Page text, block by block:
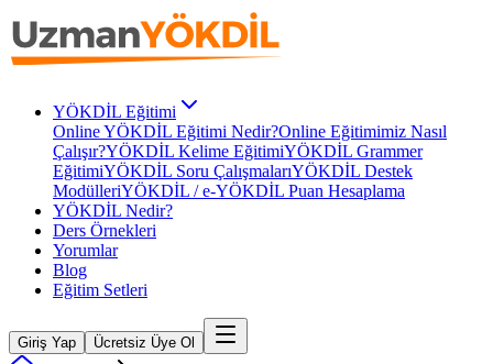
YÖKDİL Eğitimi
Online YÖKDİL Eğitimi Nedir?Online Eğitimimiz Nasıl
Çalışır?YÖKDİL Kelime EğitimiYÖKDİL Grammer
EğitimiYÖKDİL Soru ÇalışmalarıYÖKDİL Destek
ModülleriYÖKDİL / e-YÖKDİL Puan Hesaplama
YÖKDİL Nedir?
Ders Örnekleri
Yorumlar
Blog
Eğitim Setleri
Giriş Yap Ücretsiz Üye Ol